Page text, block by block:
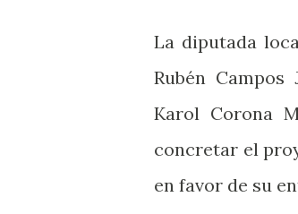
La diputada
Rubén
Karol Corona
concretar el
en favor de su